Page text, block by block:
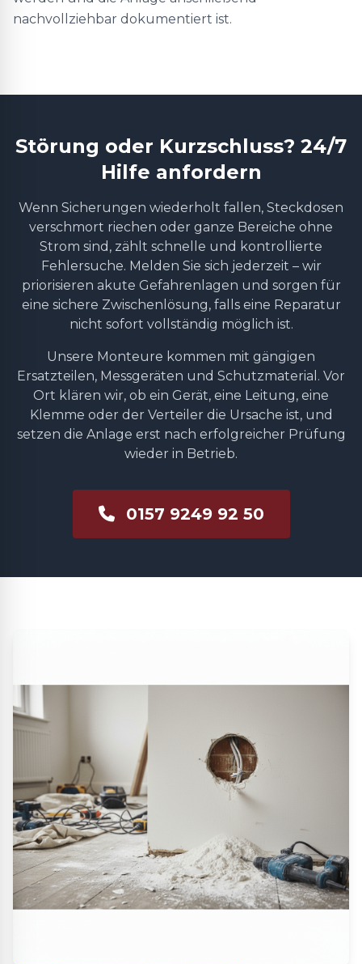
nachvollziehbar dokumentiert ist.
Störung oder Kurzschluss? 24/7
Hilfe anfordern
Wenn Sicherungen wiederholt fallen, Steckdosen
verschmort riechen oder ganze Bereiche ohne
Strom sind, zählt schnelle und kontrollierte
Fehlersuche. Melden Sie sich jederzeit – wir
priorisieren akute Gefahrenlagen und sorgen für
eine sichere Zwischenlösung, falls eine Reparatur
nicht sofort vollständig möglich ist.
Unsere Monteure kommen mit gängigen
Ersatzteilen, Messgeräten und Schutzmaterial. Vor
Ort klären wir, ob ein Gerät, eine Leitung, eine
Klemme oder der Verteiler die Ursache ist, und
setzen die Anlage erst nach erfolgreicher Prüfung
wieder in Betrieb.
0157 9249 92 50